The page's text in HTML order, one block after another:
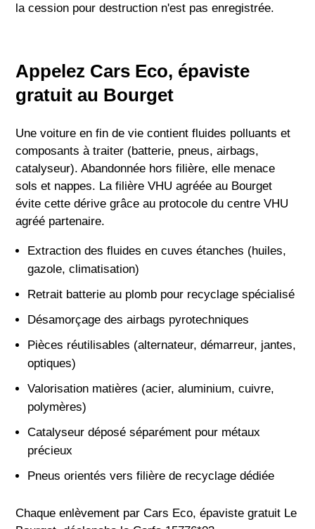
la cession pour destruction n'est pas enregistrée.
Appelez Cars Eco, épaviste
gratuit au Bourget
Une voiture en fin de vie contient fluides polluants et
composants à traiter (batterie, pneus, airbags,
catalyseur). Abandonnée hors filière, elle menace
sols et nappes. La filière VHU agréée au Bourget
évite cette dérive grâce au protocole du centre VHU
agréé partenaire.
Extraction des fluides en cuves étanches (huiles,
gazole, climatisation)
Retrait batterie au plomb pour recyclage spécialisé
Désamorçage des airbags pyrotechniques
Pièces réutilisables (alternateur, démarreur, jantes,
optiques)
Valorisation matières (acier, aluminium, cuivre,
polymères)
Catalyseur déposé séparément pour métaux
précieux
Pneus orientés vers filière de recyclage dédiée
Chaque enlèvement par Cars Eco, épaviste gratuit Le